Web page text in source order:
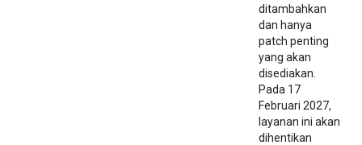
ditambahkan
dan hanya
patch penting
yang akan
disediakan.
Pada 17
Februari 2027,
layanan ini akan
dihentikan